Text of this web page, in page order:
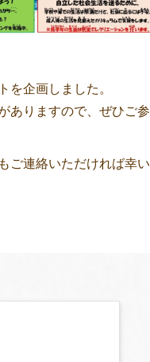
を企画しました。
ありますので、ぜひご参
ご連絡いただければ幸い